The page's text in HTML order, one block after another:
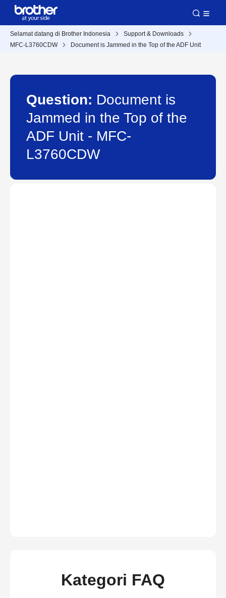
Selamat datang di Brother Indonesia
Support & Downloads
MFC-L3760CDW
Document is Jammed in the Top of the ADF Unit
Question: Document is
Jammed in the Top of the
ADF Unit - MFC-
L3760CDW
Kategori FAQ